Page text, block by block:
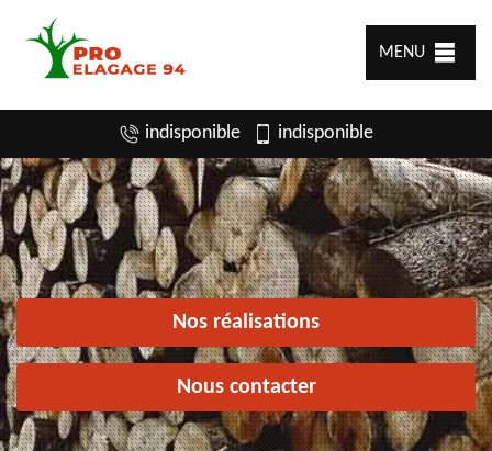
MENU
indisponible indisponible
Nos réalisations
Nous contacter